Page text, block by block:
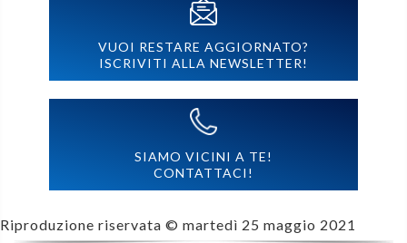
VUOI RESTARE AGGIORNATO?
ISCRIVITI ALLA NEWSLETTER!
SIAMO VICINI A TE!
CONTATTACI!
Riproduzione riservata © martedì 25 maggio 2021